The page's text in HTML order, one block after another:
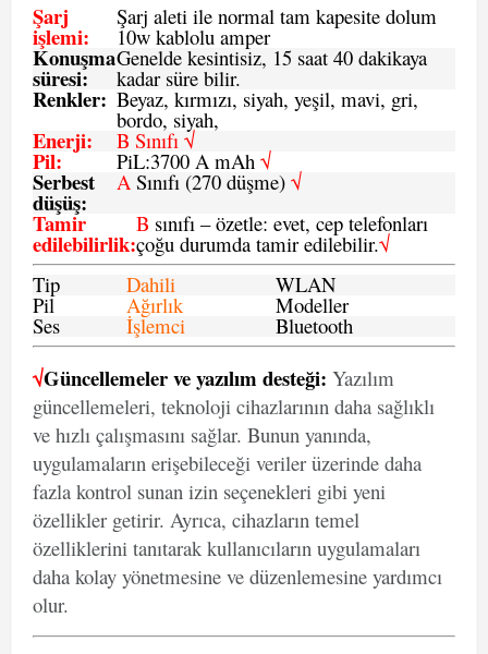
Şarj
işlemi:
Şarj aleti ile normal tam kapesite dolum
10w kablolu amper
Konuşma
süresi:
Genelde kesintisiz, 15 saat 40 dakikaya
kadar süre bilir.
Renkler: Beyaz, kırmızı, siyah, yeşil, mavi, gri,
bordo, siyah,
Enerji: B Sınıfı √
Pil: PiL:3700 A mAh √
Serbest
düşüş:
ASınıfı (270 düşme) √
Tamir
edilebilirlik:
B sınıfı – özetle: evet, cep telefonları
çoğu durumda tamir edilebilir.√
Tip
Dahili WLAN
Pil Ağırlık Modeller
Ses İşlemci Bluetooth
√Güncellemeler ve yazılım desteği: Yazılım
güncellemeleri, teknoloji cihazlarının daha sağlıklı
ve hızlı çalışmasını sağlar. Bunun yanında,
uygulamaların erişebileceği veriler üzerinde daha
fazla kontrol sunan izin seçenekleri gibi yeni
özellikler getirir. Ayrıca, cihazların temel
özelliklerini tanıtarak kullanıcıların uygulamaları
daha kolay yönetmesine ve düzenlemesine yardımcı
olur.